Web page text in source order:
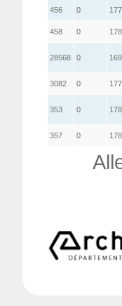
456 0
458 0
28568 0
3082 0
353 0
357 0